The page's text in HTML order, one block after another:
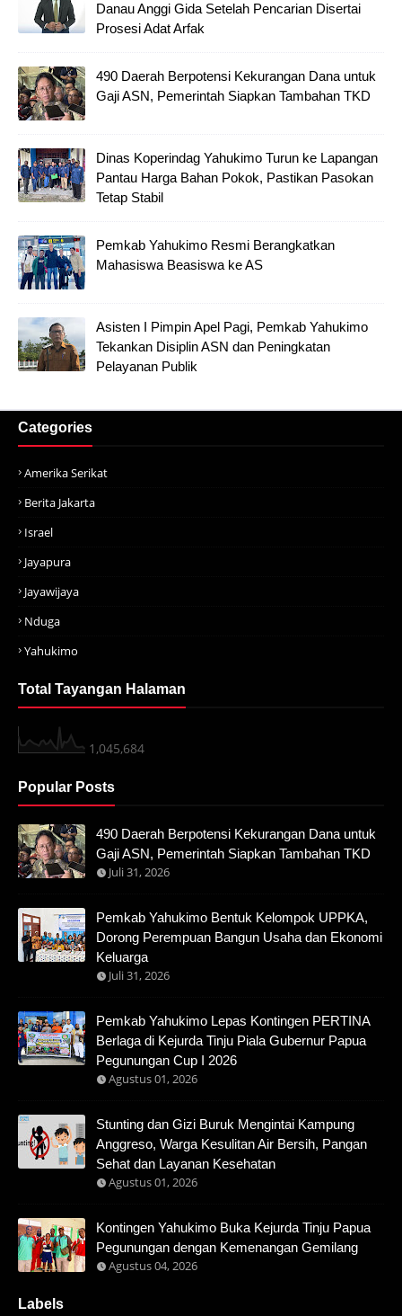
Danau Anggi Gida Setelah Pencarian Disertai
Prosesi Adat Arfak
490 Daerah Berpotensi Kekurangan Dana untuk
Gaji ASN, Pemerintah Siapkan Tambahan TKD
Dinas Koperindag Yahukimo Turun ke Lapangan
Pantau Harga Bahan Pokok, Pastikan Pasokan
Tetap Stabil
Pemkab Yahukimo Resmi Berangkatkan
Mahasiswa Beasiswa ke AS
Asisten I Pimpin Apel Pagi, Pemkab Yahukimo
Tekankan Disiplin ASN dan Peningkatan
Pelayanan Publik
Categories
Amerika Serikat
Berita Jakarta
Israel
Jayapura
Jayawijaya
Nduga
Yahukimo
Total Tayangan Halaman
1,045,684
Popular Posts
490 Daerah Berpotensi Kekurangan Dana untuk
Gaji ASN, Pemerintah Siapkan Tambahan TKD
Juli 31, 2026
Pemkab Yahukimo Bentuk Kelompok UPPKA,
Dorong Perempuan Bangun Usaha dan Ekonomi
Keluarga
Juli 31, 2026
Pemkab Yahukimo Lepas Kontingen PERTINA
Berlaga di Kejurda Tinju Piala Gubernur Papua
Pegunungan Cup I 2026
Agustus 01, 2026
Stunting dan Gizi Buruk Mengintai Kampung
Anggreso, Warga Kesulitan Air Bersih, Pangan
Sehat dan Layanan Kesehatan
Agustus 01, 2026
Kontingen Yahukimo Buka Kejurda Tinju Papua
Pegunungan dengan Kemenangan Gemilang
Agustus 04, 2026
Labels